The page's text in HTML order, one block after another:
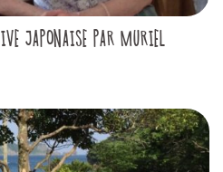
JAPONAISE PAR MURIEL